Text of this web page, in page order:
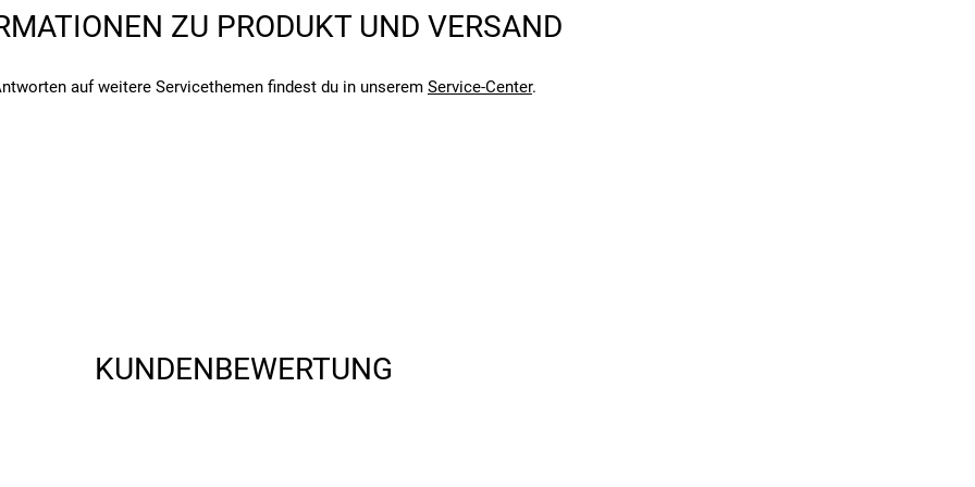
und den verbauten Komponenten bei Fahrrädern kommen kann. Einen Fehler gefunden?
ZU PRODUKT UND VERSAND
auf weitere Servicethemen findest du in unserem Service-Center.
KUNDENBEWERTUNG